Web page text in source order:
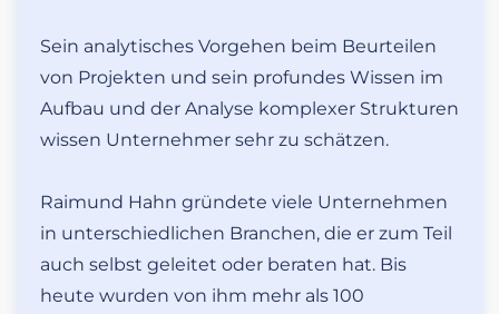
Sein analytisches Vorgehen beim Beurteilen
von Projekten und sein profundes Wissen im
Aufbau und der Analyse komplexer Strukturen
wissen Unternehmer sehr zu schätzen.
Raimund Hahn gründete viele Unternehmen
in unterschiedlichen Branchen, die er zum Teil
auch selbst geleitet oder beraten hat. Bis
heute wurden von ihm mehr als 100